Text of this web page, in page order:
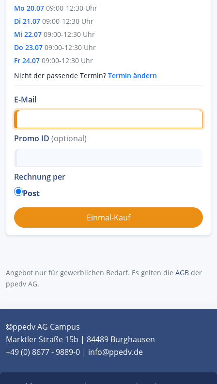
Mo 20.07 09:00-12:30 Uhr
Di 21.07 09:00-12:30 Uhr
Mi 22.07 09:00-12:30 Uhr
Do 23.07 09:00-12:30 Uhr
Fr 24.07 09:00-12:30 Uhr
Nicht der passende Termin? Termin ändern
E-Mail
Promo ID (optional)
Rechnung per
Post
Angebot nur für gewerblichen Bedarf. Es gelten die AGB der
ppedv AG.
ppedv AG Campus
Marktler Straße 15b | 84489 Burghausen
+49 (0) 8677 - 9889-0 | info@ppedv.de